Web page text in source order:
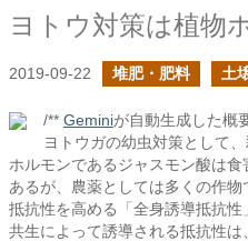
ヨトウ対策は植物
2019-09-22 堆肥・肥料 土
/** Geminiが自動生成した概
ヨトウガの幼虫対策として
ホルモンであるジャスモン酸は
あるが、農薬としては多くの作
抵抗性を高める「全身誘導抵抗
共生によって誘導される抵抗性